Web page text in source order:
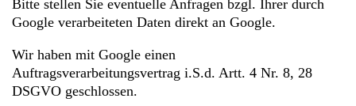
Bitte stellen Sie eventuelle Anfragen bzgl. Ihrer durch
Google verarbeiteten Daten direkt an Google.
Wir haben mit Google einen
Auftragsverarbeitungsvertrag i.S.d. Artt. 4 Nr. 8, 28
DSGVO geschlossen.